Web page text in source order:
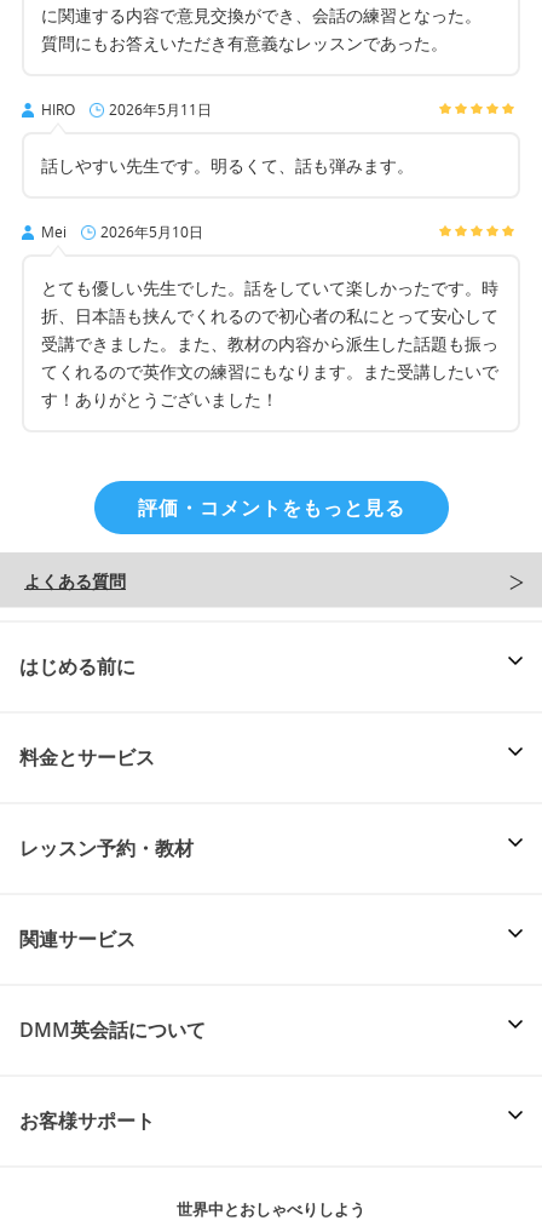
に関連する内容で意見交換ができ、会話の練習となった。
質問にもお答えいただき有意義なレッスンであった。
HIRO 2026年5月11日
話しやすい先生です。明るくて、話も弾みます。
Mei 2026年5月10日
とても優しい先生でした。話をしていて楽しかったです。時
折、日本語も挟んでくれるので初心者の私にとって安心して
受講できました。また、教材の内容から派生した話題も振っ
てくれるので英作文の練習にもなります。また受講したいで
す！ありがとうございました！
評価・コメントをもっと見る
よくある質問
はじめる前に
料金とサービス
レッスン予約・教材
関連サービス
DMM英会話について
お客様サポート
世界中とおしゃべりしよう